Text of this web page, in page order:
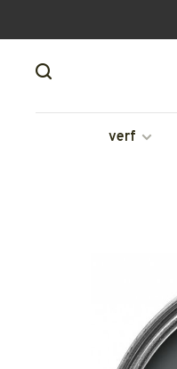
verf